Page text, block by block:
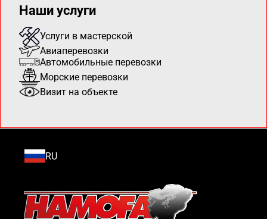
Наши услуги
Услуги в мастерской
Авиаперевозки
Автомобильные перевозки
Морские перевозки
Визит на объекте
RU